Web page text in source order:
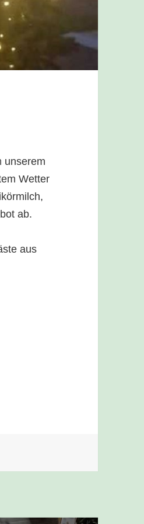
unserem
Wetter
ab.
aus